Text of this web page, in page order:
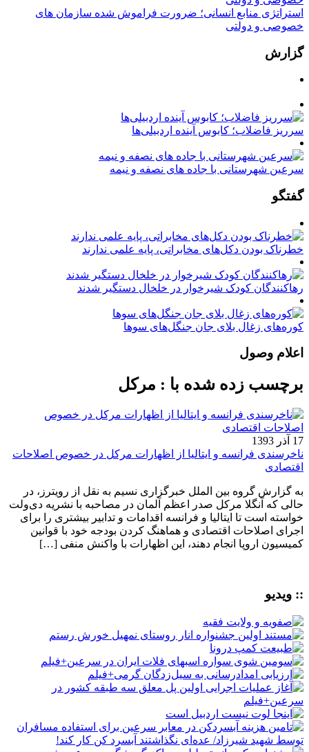
استراتژی منابع انسانی؛ ضرورت فراموش شده سازمان های
خصوصی و دولتی
گزارش
سرریز فاضلاب؛ کابوس آینده اردبیلی‌ها
سرعین شهرستانی با جاده های نصفه و نیمه
گفتگو
خطرناک بودن دکل‌های مخابراتی، پایه علمی ندارند
رهاکنندگان کودک شیرخوار در خلخال دستگیر شدند
کوره‌های زغال بلای جان جنگل‌های سوها
اعلام وصول
برچسب زده شده با : مرکل
17 آذر 1393
ناخرسندی فرانسه و ایتالیا از اظهارات مرکل در خصوص اصلاحات
اقتصادی
به گزارش گروه بین الملل خبرگزاری نسیم به نقل از رویترز، در
حالی که آنگلا مرکل صدر اعظم آلمان در مصاحبه با نشریه دی‌ولت
خواسته است تا ایتالیا و فرانسه اقدامات و تدابیر بیشتری را برای
اجرای اصلاحات اقتصادی و هماهنگ کردن بودجه خود با قوانین
کمیسیون اروپا انجام دهند، این اظهارات با واکنش منفی […]
:: ویدیو